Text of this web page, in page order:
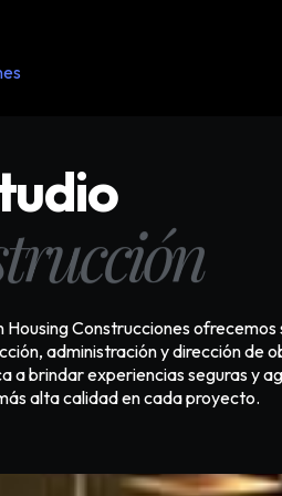
Housing Construcciones ofrecemos
administración y dirección de
a brindar experiencias seguras y
alta calidad en cada proyecto.